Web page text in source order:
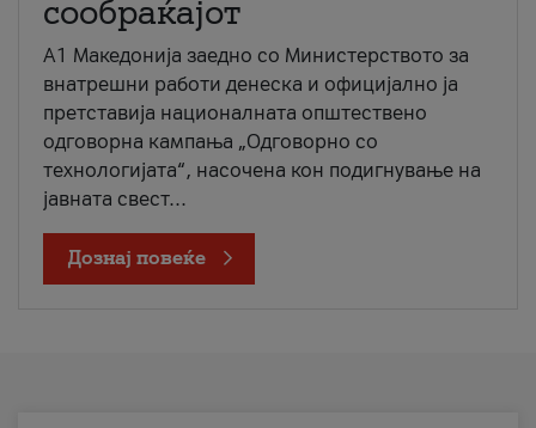
сообраќајот
A1 Македонија заедно со Министерството за
внатрешни работи денеска и официјално ја
претставија националната општествено
одговорна кампања „Одговорно со
технологијата“, насочена кон подигнување на
јавната свест...
Дознај повеќе